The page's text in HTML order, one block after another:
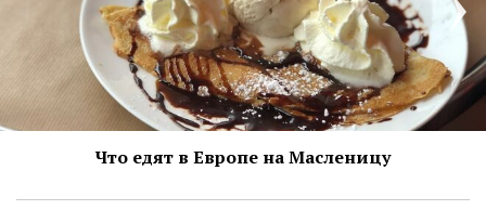
Что едят в Европе на Масленицу